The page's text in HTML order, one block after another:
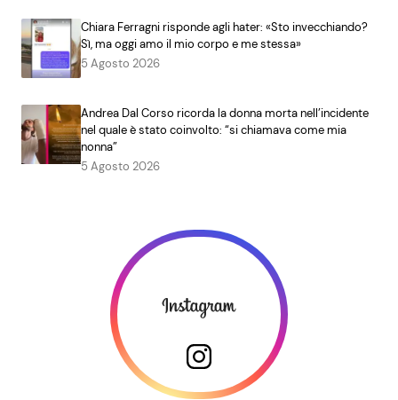
Chiara Ferragni risponde agli hater: «Sto invecchiando?
Sì, ma oggi amo il mio corpo e me stessa»
5 Agosto 2026
Andrea Dal Corso ricorda la donna morta nell’incidente
nel quale è stato coinvolto: “si chiamava come mia
nonna”
5 Agosto 2026